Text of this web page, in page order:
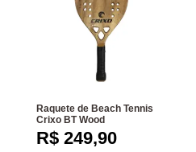
Raquete de Beach Tennis
Crixo BT Wood
R$ 249,90